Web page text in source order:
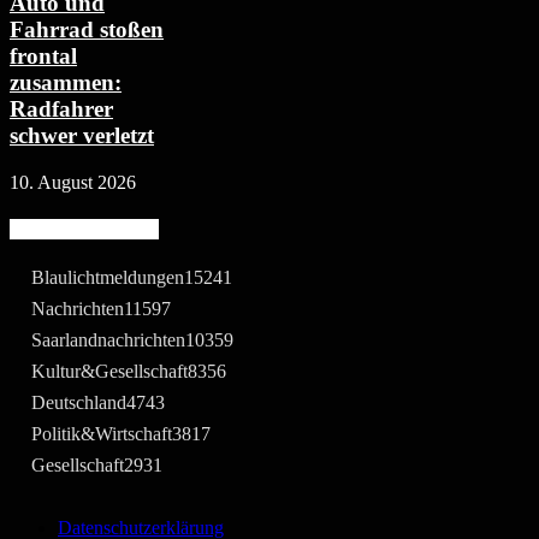
Fahrrad stoßen
frontal
zusammen:
Radfahrer
schwer verletzt
10. August 2026
Blaulichtmeldungen15241
Nachrichten11597
Saarlandnachrichten10359
Kultur&Gesellschaft8356
Deutschland4743
Politik&Wirtschaft3817
Gesellschaft2931
Datenschutzerklärung